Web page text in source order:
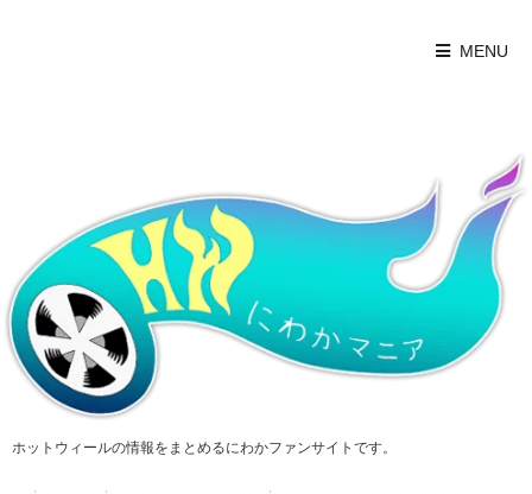
MENU
ホットウィールの情報をまとめるにわかファンサイトです。